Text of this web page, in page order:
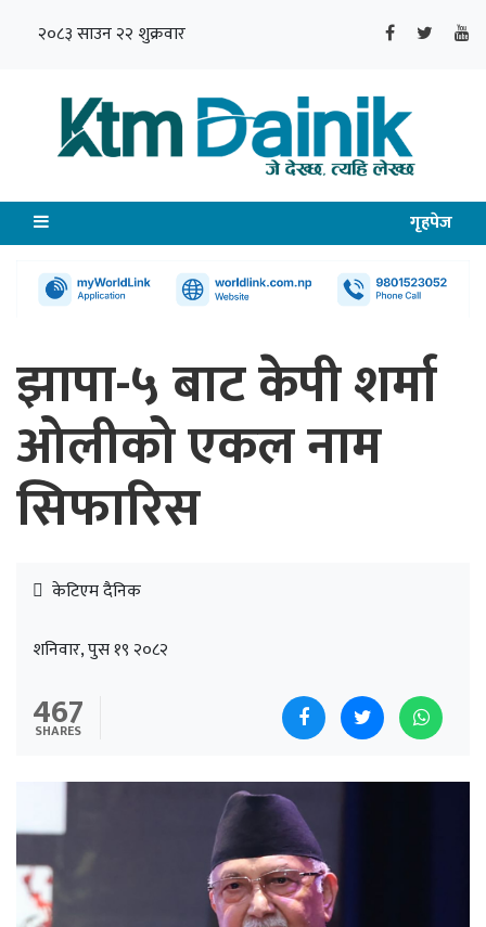
२०८३ साउन २२ शुक्रवार
गृहपेज
झापा-५ बाट केपी शर्मा
ओलीको एकल नाम
सिफारिस
केटिएम दैनिक
शनिवार, पुस १९ २०८२
467
SHARES